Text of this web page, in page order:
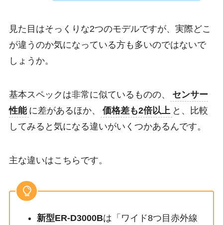
見た目はそっくりな2つのモデルですが、実際どこ
が違うのか気になっている方も多いのではないで
しょうか。
基本スペックは非常に似ているものの、
センサー
性能 に差があるほか、 価格差も2倍以上 と、比較
してみると気になる違いがいくつかあるんです。
主な違いはこちらです。
新型ER-D3000Bは「ワイド8つ目赤外線